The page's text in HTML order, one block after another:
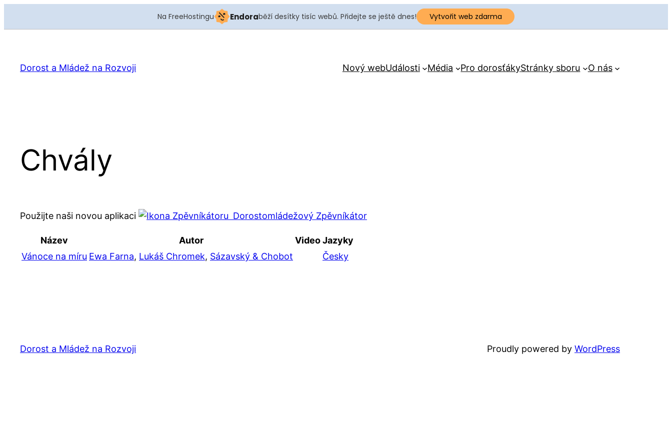
Na FreeHostingu Endoraběží desítky tisíc webů. Přidejte se ještě dnes! Vytvořit web zdarma
Dorost a Mládež na Rozvoji Nový webUdálosti Média Pro dorosťákyStránky sboru O nás
Chvály
Použijte naši novou aplikaci Dorostomládežový Zpěvníkátor
Název Autor VideoJazyky
Vánoce na míru Ewa Farna, Lukáš Chromek, Sázavský & Chobot Česky
Dorost a Mládež na Rozvoji Proudly powered by WordPress